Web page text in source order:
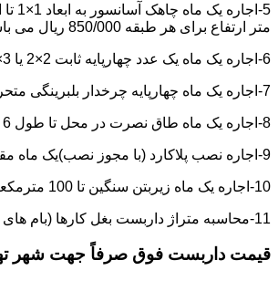
متر ارتفاع برای هر طبقه 850/000 ریال می باشد.
6-اجاره یک ماه یک عدد چهارپایه ثابت 2×2 یا 3×3 مقطوع 4/500/000 ریال می باشد.
7-اجاره یک ماه چهارپایه چرخدار بلبرینگی متحرک 2×2 یا 3×3 تا ارتفاع 6 متر مقطوع 5/000/000 ریال می باشد.
8-اجاره یک ماه طاق نصرت در محل تا طول 6 متر مقطوع 6/000/000 ریال و مازاد بر آن هر متر طول 850/000 ریال می باشد.
9-اجاره نصب پلاکارد (با مجوز نصب)یک ماه مقطوع 3/000/000 ریال می باشد.
10-اجاره یک ماه زیربتن سنگین تا 100 مترمکعب 9/500/000 ریال و مازاد بر آن هر مترمکعب 85/000 ریال می باشد.
11-محاسبه متراژ داربست بغل کارها (بام های مجاور)از کف زمین محاسبه می گردد.
قیمت داربست فوق صرفاً جهت شهر تهران می باشند و تا 20 کیلومتر خارج از شهر